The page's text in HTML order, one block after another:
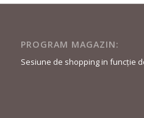
PROGRAM MAGAZIN:
Sesiune de shopping in funcție